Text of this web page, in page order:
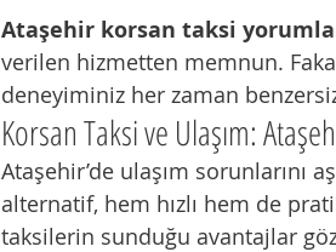
Ataşehir korsan taksi
verilen hizmetten memnun.
deneyiminiz her zaman
Korsan Taksi ve Ulaşım:
Ataşehir’de ulaşım sorunlarını
alternatif, hem hızlı hem de
taksilerin sunduğu avantajlar